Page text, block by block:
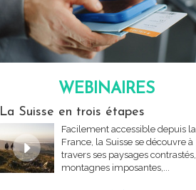
WEBINAIRES
La Suisse en trois étapes
Facilement accessible depuis la
France, la Suisse se découvre à
travers ses paysages contrastés,
montagnes imposantes,...